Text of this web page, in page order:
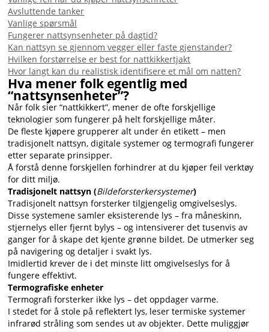
Avsluttende tanker
Vanlige spørsmål
Fungerer nattsynsenheter på dagtid?
Kan nattsyn se gjennom vegger eller faste gjenstander?
Hvilken forstørrelse er best for nattkikkertjakt
Hvor langt kan du realistisk identifisere et mål om natten?
Hva mener folk egentlig med
“nattsynsenheter”?
Når folk sier “nattkikkert”, mener de ofte forskjellige
teknologier som fungerer på helt forskjellige måter.
De fleste kjøpere grupperer alt under én etikett – men
tradisjonelt nattsyn, digitale systemer og termografi fungerer
etter separate prinsipper.
Å forstå denne forskjellen forhindrer at du kjøper feil verktøy
for ditt miljø.
Tradisjonelt nattsyn (Bildeforsterkersystemer)
Tradisjonelt nattsyn forsterker tilgjengelig omgivelseslys.
Disse systemene samler eksisterende lys – fra måneskinn,
stjernelys eller fjernt bylys – og intensiverer det tusenvis av
ganger for å skape det kjente grønne bildet. De utmerker seg
på navigering og detaljer i svakt lys.
Imidlertid krever de i det minste litt omgivelseslys for å
fungere effektivt.
Termografiske enheter
Termografi forsterker ikke lys – det oppdager varme.
I stedet for å stole på reflektert lys, leser termiske systemer
infrarød stråling som sendes ut av objekter. Dette muliggjør